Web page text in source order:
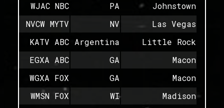
Johnstown
PA
WJAC NBC
Las Vegas
NV
NVCW MYTV
Little Rock
Argentina
KATV ABC
Macon
GA
EGXA ABC
Macon
GA
WGXA FOX
Madison
WI
WMSN FOX